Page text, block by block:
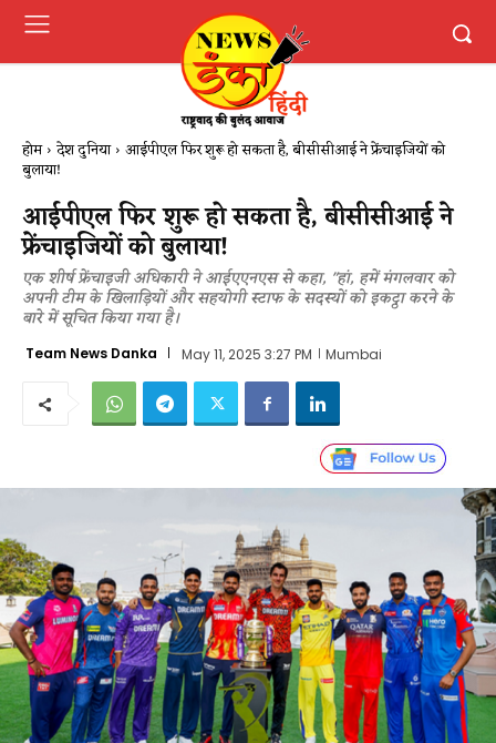
होम देश दुनिया आईपीएल फिर शुरू हो सकता है, बीसीसीआई ने फ्रेंचाइजियों को
बुलाया!
आईपीएल फिर शुरू हो सकता है, बीसीसीआई ने
फ्रेंचाइजियों को बुलाया!
एक शीर्ष फ्रेंचाइजी अधिकारी ने आईएएनएस से कहा, "हां, हमें मंगलवार को
अपनी टीम के खिलाड़ियों और सहयोगी स्टाफ के सदस्यों को इकट्ठा करने के
बारे में सूचित किया गया है।
Team News Danka May 11, 2025 3:27 PM Mumbai